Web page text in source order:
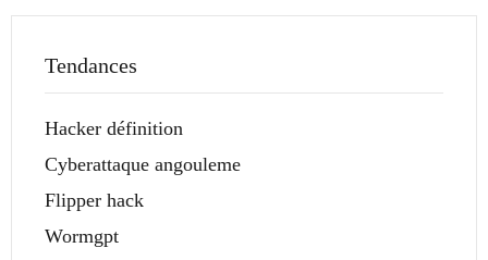
Tendances
Hacker définition
Cyberattaque angouleme
Flipper hack
Wormgpt